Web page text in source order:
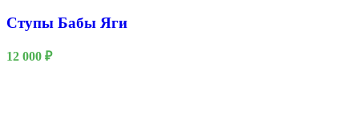
Ступы Бабы Яги
12 000 ₽